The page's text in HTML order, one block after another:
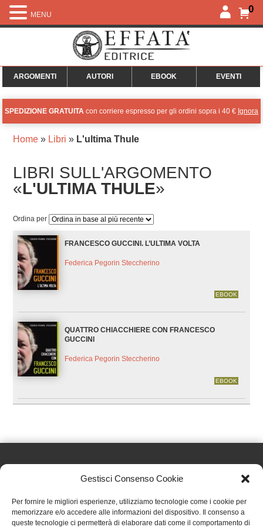
Gestisci Consenso Cookie
Per fornire le migliori esperienze, utilizziamo tecnologie come i cookie per
memorizzare e/o accedere alle informazioni del dispositivo. Il consenso a
queste tecnologie ci permetterà di elaborare dati come il comportamento di
0
ARGOMENTI AUTORI EBOOK EVENTI
SPEDIZIONE GRATUITA con corriere espresso per gli ordini sopra i 40 € Ignora
Home» Libri » L'ultima Thule
LIBRI SULL'ARGOMENTO
«L'ULTIMA THULE»
Ordina per
FRANCESCO GUCCINI. L’ULTIMA VOLTA
Federica Pegorin Steccherino
EBOOK
QUATTRO CHIACCHIERE CON FRANCESCO
GUCCINI
Federica Pegorin Steccherino
EBOOK
Effatà Editrice di Pellegrino Paolo SAS
C.F. e P.IVA 09655250018
MENU